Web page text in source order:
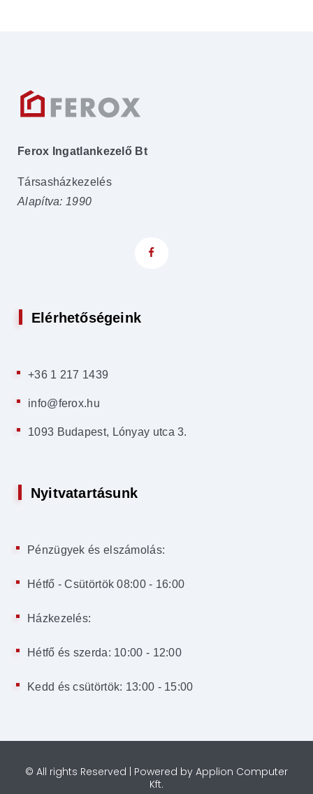
Ferox Ingatlankezelő Bt
Társasházkezelés
Alapítva: 1990
Elérhetőségeink
+36 1 217 1439
info@ferox.hu
1093 Budapest, Lónyay utca 3.
Nyitvatartásunk
Pénzügyek és elszámolás:
Hétfő - Csütörtök 08:00 - 16:00
Házkezelés:
Hétfő és szerda: 10:00 - 12:00
Kedd és csütörtök: 13:00 - 15:00
© All rights Reserved | Powered by Applion Computer
Kft.